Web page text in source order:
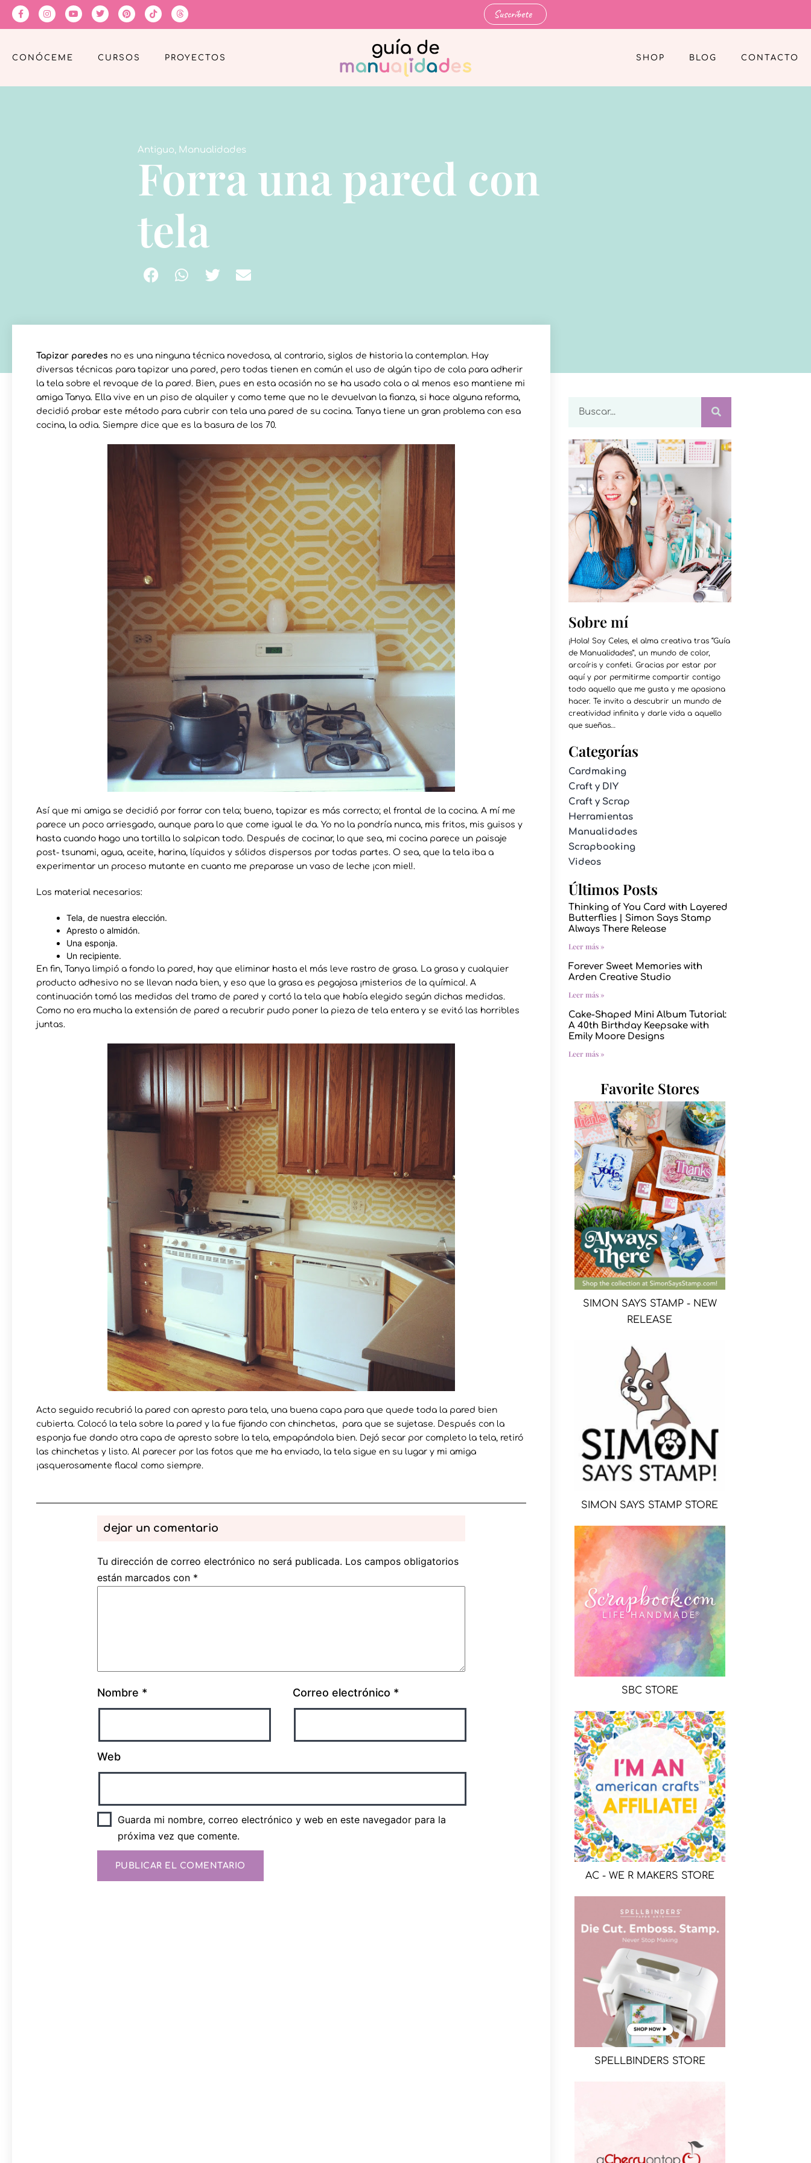
Suscríbete
CONÓCEME CURSOS PROYECTOS SHOP BLOG CONTACTO
Antiguo, Manualidades
Forra una pared con
tela
Tapizar paredes no es una ninguna técnica novedosa, al contrario, siglos de historia la contemplan. Hay
diversas técnicas para tapizar una pared, pero todas tienen en común el uso de algún tipo de cola para adherir
la tela sobre el revoque de la pared. Bien, pues en esta ocasión no se ha usado cola o al menos eso mantiene mi
amiga Tanya. Ella vive en un piso de alquiler y como teme que no le devuelvan la fianza, si hace alguna reforma,
decidió probar este método para cubrir con tela una pared de su cocina. Tanya tiene un gran problema con esa
cocina, la odia. Siempre dice que es la basura de los 70.
Así que mi amiga se decidió por forrar con tela; bueno, tapizar es más correcto; el frontal de la cocina. A mí me
parece un poco arriesgado, aunque para lo que come igual le da. Yo no la pondría nunca, mis fritos, mis guisos y
hasta cuando hago una tortilla lo salpican todo. Después de cocinar, lo que sea, mi cocina parece un paisaje
post- tsunami, agua, aceite, harina, líquidos y sólidos dispersos por todas partes. O sea, que la tela iba a
experimentar un proceso mutante en cuanto me preparase un vaso de leche ¡con miel!.
Los material necesarios:
Tela, de nuestra elección.
Apresto o almidón.
Una esponja.
Un recipiente.
En fin, Tanya limpió a fondo la pared, hay que eliminar hasta el más leve rastro de grasa. La grasa y cualquier
producto adhesivo no se llevan nada bien, y eso que la grasa es pegajosa ¡misterios de la química!. A
continuación tomó las medidas del tramo de pared y cortó la tela que había elegido según dichas medidas.
Como no era mucha la extensión de pared a recubrir pudo poner la pieza de tela entera y se evitó las horribles
juntas.
Acto seguido recubrió la pared con apresto para tela, una buena capa para que quede toda la pared bien
cubierta. Colocó la tela sobre la pared y la fue fijando con chinchetas, para que se sujetase. Después con la
esponja fue dando otra capa de apresto sobre la tela, empapándola bien. Dejó secar por completo la tela, retiró
las chinchetas y listo. Al parecer por las fotos que me ha enviado, la tela sigue en su lugar y mi amiga
¡asquerosamente flaca! como siempre.
dejar un comentario
Tu dirección de correo electrónico no será publicada. Los campos obligatorios
están marcados con *
Nombre * Correo electrónico *
Web
Guarda mi nombre, correo electrónico y web en este navegador para la
próxima vez que comente.
Sobre mí
¡Hola! Soy Celes, el alma creativa tras “Guía
de Manualidades”, un mundo de color,
arcoíris y confeti. Gracias por estar por
aquí y por permitirme compartir contigo
todo aquello que me gusta y me apasiona
hacer. Te invito a descubrir un mundo de
creatividad infinita y darle vida a aquello
que sueñas…
Categorías
Cardmaking
Craft y DIY
Craft y Scrap
Herramientas
Manualidades
Scrapbooking
Videos
Últimos Posts
Thinking of You Card with Layered
Butterflies | Simon Says Stamp
Always There Release
Leer más »
Forever Sweet Memories with
Arden Creative Studio
Leer más »
Cake-Shaped Mini Album Tutorial:
A 40th Birthday Keepsake with
Emily Moore Designs
Leer más »
Favorite Stores
SIMON SAYS STAMP - NEW
RELEASE
SIMON SAYS STAMP STORE
SBC STORE
AC - WE R MAKERS STORE
SPELLBINDERS STORE